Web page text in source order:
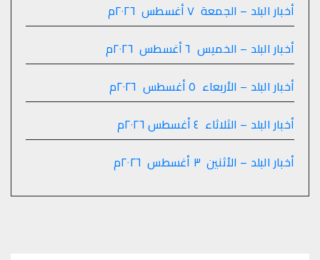
أخبار البلد – الجمعة ٧ أغسطس ٢٠٢٦م
أخبار البلد – الخميس ٦ أغسطس ٢٠٢٦م
أخبار البلد – الأربعاء ٥ أغسطس ٢٠٢٦م
أخبار البلد – الثلاثاء ٤ أغسطس ٢٠٢٦م
أخبار البلد – الأثنين ٣ أغسطس ٢٠٢٦م